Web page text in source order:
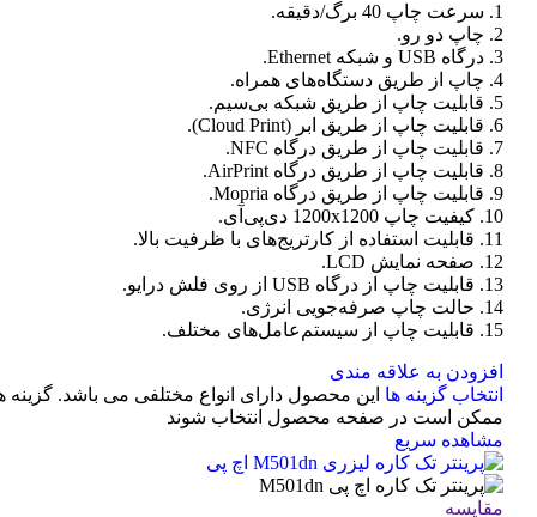
1. سرعت چاپ 40 برگ/دقیقه.
2. چاپ دو رو.
3. درگاه USB و شبکه Ethernet.
4. چاپ از طریق دستگاه‌های همراه.
5. قابلیت چاپ از طریق شبکه بی‌سیم.
6. قابلیت چاپ از طریق ابر (Cloud Print).
7. قابلیت چاپ از طریق درگاه NFC.
8. قابلیت چاپ از طریق درگاه AirPrint.
9. قابلیت چاپ از طریق درگاه Mopria.
10. کیفیت چاپ 1200x1200 دی‌پی‌آی.
11. قابلیت استفاده از کارتریج‌های با ظرفیت بالا.
12. صفحه نمایش LCD.
13. قابلیت چاپ از درگاه USB از روی فلش درایو.
14. حالت چاپ صرفه‌جویی انرژی.
15. قابلیت چاپ از سیستم‌عامل‌های مختلف.
افزودن به علاقه مندی
انتخاب گزینه ها این محصول دارای انواع مختلفی می باشد. گزینه
ممکن است در صفحه محصول انتخاب شوند
مشاهده سریع
مقایسه